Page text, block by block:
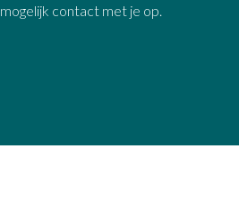
mogelijk contact met je op.